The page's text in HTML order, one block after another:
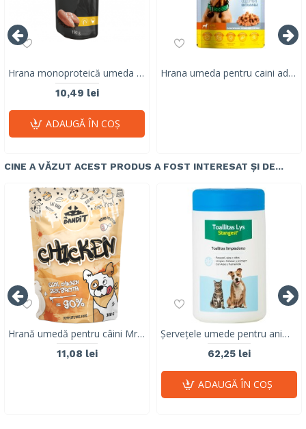
Hrana monoproteică umeda pentru caini adulti Piper Pure, pui & orez brun, 150g
10,49 lei
ADAUGĂ ÎN COŞ
Hrana umeda pentru caini adulti, CHARLI, pui, 100 G
CINE A VĂZUT ACEST PRODUS A FOST INTERESAT ȘI DE...
Hrană umedă pentru câini Mr. Bandit MonoProtein, pui in sos,380g
11,08 lei
Șervețele umede pentru animale de companie, cu Aloe și Hamamelis, LYS WIPES, 120 buc
62,25 lei
ADAUGĂ ÎN COŞ